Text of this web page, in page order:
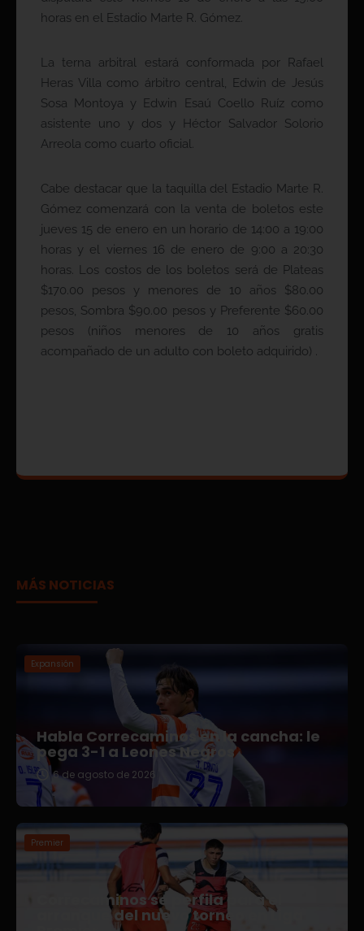
horas en el Estadio Marte R. Gómez.
La terna arbitral estará conformada por Rafael
Heras Villa como árbitro central, Edwin de Jesús
Sosa Montoya y Edwin Esaú Coello Ruíz como
asistente uno y dos y Héctor Salvador Solorio
Arreola como cuarto oficial.
Cabe destacar que la taquilla del Estadio Marte R.
Gómez comenzará con la venta de boletos este
jueves 15 de enero en un horario de 14:00 a 19:00
horas y el viernes 16 de enero de 9:00 a 20:30
horas. Los costos de los boletos será de Plateas
$170.00 pesos y menores de 10 años $80.00
pesos, Sombra $90.00 pesos y ⁠Preferente $60.00
pesos (niños menores de 10 años gratis
acompañado de un adulto con boleto adquirido) .
MÁS NOTICIAS
Expansión
Habla Correcaminos en la cancha: le
pega 3-1 a Leones Negros
6 de agosto de 2026
Premier
Correcaminos se perfila para el
arranque del nuevo torneo en Liga